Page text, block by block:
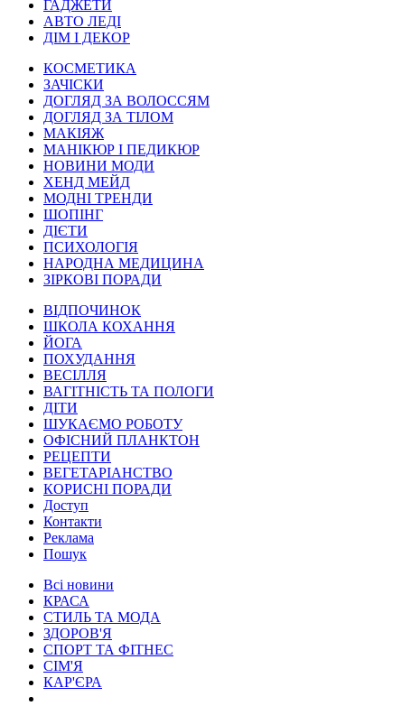
ГАДЖЕТИ
АВТО ЛЕДІ
ДІМ І ДЕКОР
КОСМЕТИКА
ЗАЧІСКИ
ДОГЛЯД ЗА ВОЛОССЯМ
ДОГЛЯД ЗА ТІЛОМ
МАКІЯЖ
МАНІКЮР І ПЕДИКЮР
НОВИНИ МОДИ
ХЕНД МЕЙД
МОДНІ ТРЕНДИ
ШОПІНГ
ДІЄТИ
ПСИХОЛОГІЯ
НАРОДНА МЕДИЦИНА
ЗІРКОВІ ПОРАДИ
ВІДПОЧИНОК
ШКОЛА КОХАННЯ
ЙОГА
ПОХУДАННЯ
ВЕСІЛЛЯ
ВАГІТНІСТЬ ТА ПОЛОГИ
ДІТИ
ШУКАЄМО РОБОТУ
ОФІСНИЙ ПЛАНКТОН
РЕЦЕПТИ
ВЕГЕТАРІАНСТВО
КОРИСНІ ПОРАДИ
Доступ
Контакти
Реклама
Пошук
Всі новини
КРАСА
СТИЛЬ ТА МОДА
ЗДОРОВ'Я
СПОРТ ТА ФІТНЕС
СІМ'Я
КАР'ЄРА